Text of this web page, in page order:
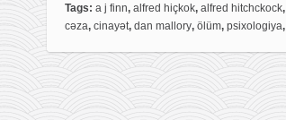
b
o
o
t
e
r
e
Tags: a j finn, alfred hiçkok, alfred hitchckock,
cəza, cinayət, dan mallory, ölüm, psixologiya,